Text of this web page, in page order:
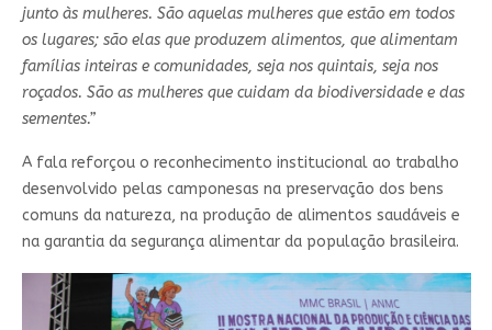
junto às mulheres. São aquelas mulheres que estão em todos
os lugares; são elas que produzem alimentos, que alimentam
famílias inteiras e comunidades, seja nos quintais, seja nos
roçados. São as mulheres que cuidam da biodiversidade e das
sementes.”
A fala reforçou o reconhecimento institucional ao trabalho
desenvolvido pelas camponesas na preservação dos bens
comuns da natureza, na produção de alimentos saudáveis e
na garantia da segurança alimentar da população brasileira.